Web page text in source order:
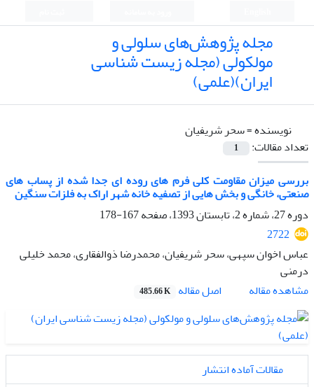
مجله پژوهش‌های سلولی و
مولکولی (مجله زیست شناسی
ایران)(علمی)
نویسنده =سحر شریفیان
تعداد مقالات:
1
بررسی میزان مقاومت کلی فرم های روده ای جدا شده از پساب های
صنعتی، خانگی و بخش هایی از تصفیه خانه شهر اراک به فلزات سنگین
دوره 27، شماره 2، تابستان 1393، صفحه
167-178
2722
عباس اخوان سپهی، سحر شریفیان، محمدرضا ذوالفقاری، محمد خلیلی
درمنی
مشاهده مقاله
اصل مقاله 485.66 K
مقالات آماده انتشار